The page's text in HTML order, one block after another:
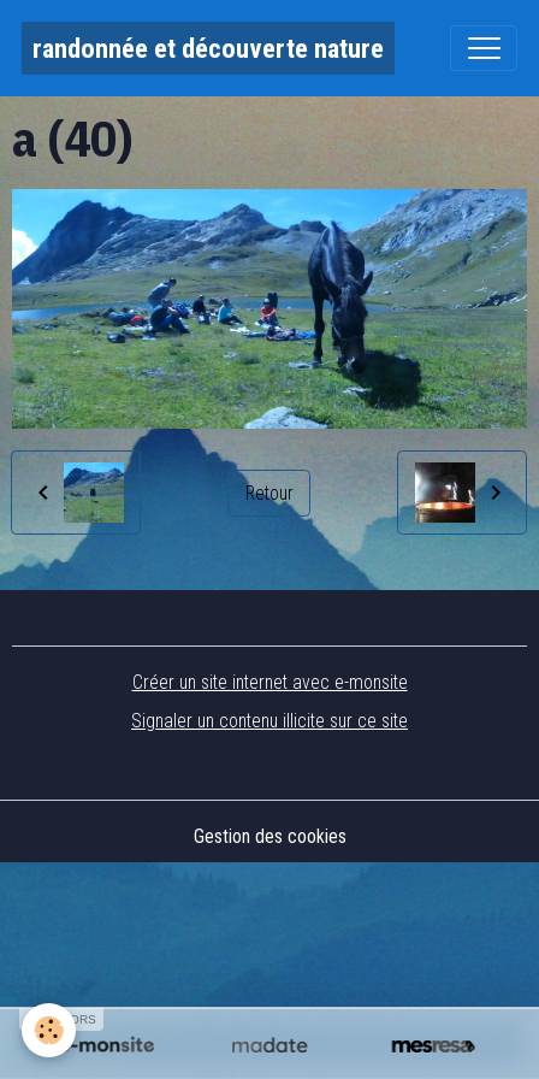
randonnée et découverte nature
a (40)
Retour
Créer un site internet avec e-monsite
Signaler un contenu illicite sur ce site
Gestion des cookies
SPONSORS